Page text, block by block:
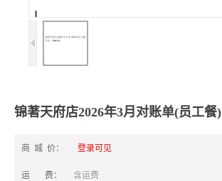
锦著天府店2026年3月对账单(员工餐)
商 城 价： 登录可见
运 费： 含运费